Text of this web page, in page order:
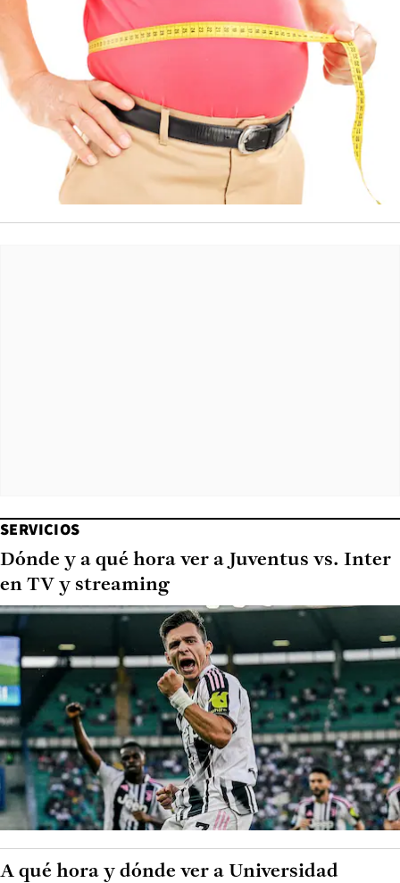
SERVICIOS
Dónde y a qué hora ver a Juventus vs. Inter
en TV y streaming
A qué hora y dónde ver a Universidad